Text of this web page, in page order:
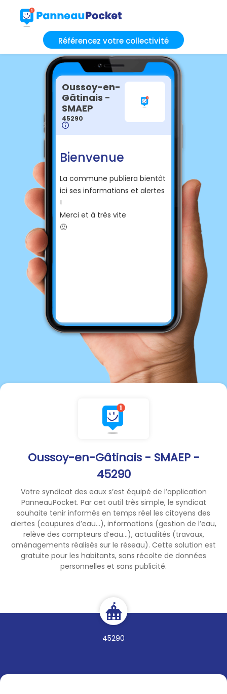
Référencez votre collectivité
Oussoy-en-Gâtinais - SMAEP -
45290
Votre syndicat des eaux s’est équipé de l’application
PanneauPocket. Par cet outil très simple, le syndicat
souhaite tenir informés en temps réel les citoyens des
alertes (coupures d’eau...), informations (gestion de l’eau,
relève des compteurs d’eau...), actualités (travaux,
aménagements réalisés sur le réseau). Cette solution est
gratuite pour les habitants, sans récolte de données
personnelles et sans publicité.
45290
Oussoy-en-
Gâtinais -
SMAEP
45290
Bienvenue
La commune publiera bientôt
ici ses informations et alertes
!
Merci et à très vite
🙂